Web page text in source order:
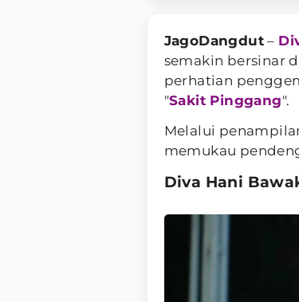
JagoDangdut–
semakin bersinar
perhatian
"Sakit Pinggang".
Melalui
memukau
Diva Hani